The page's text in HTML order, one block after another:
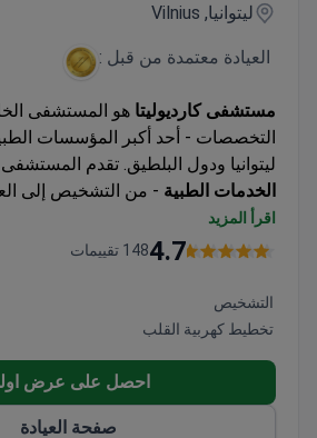
ليتوانيا, Vilnius
العيادة معتمدة من قبل :
مستشفى كارديوليتا هو المستشفى
التخصصات - أحد أكبر المؤسسات
ليتوانيا ودول البلطيق. تقدم المستشفى
الخدمات الطبية - من التشخيص إلى
الأكثر تعقيدًا وإعادة التأهيل بعد
المنتجعات الصحية في ليتوانيا. نظرًا
مجهز بمرافق طبية حديثة ومختبر عالي
الهواء من البكتيريا المسببة للأمراض.
اقرأ المزيد
4.7148 تقييمات
التشخيص
تخطيط كهربية القلب
احصل على عرض
صفحة العيادة